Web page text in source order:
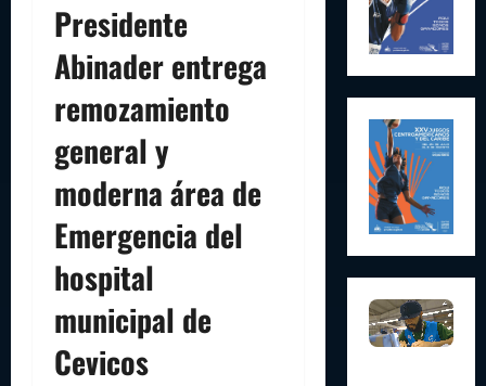
Presidente
Abinader entrega
remozamiento
general y
moderna área de
Emergencia del
hospital
municipal de
Cevicos